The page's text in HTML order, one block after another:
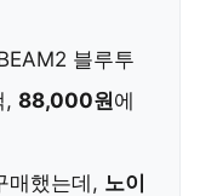
블루투
, 88,000원에
매했는데, 노이